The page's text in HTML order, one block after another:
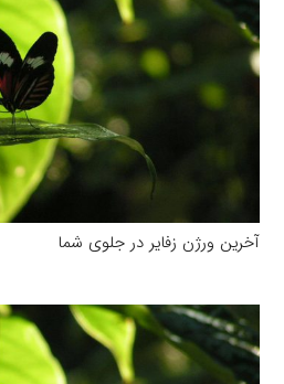
آخرین ورژن زفایر در جلوی شما